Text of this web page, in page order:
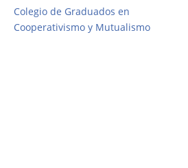
Colegio de Graduados en
Cooperativismo y Mutualismo